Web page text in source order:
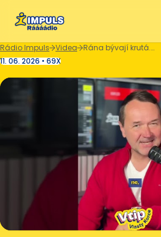
Rádio Impuls Videa
Rána bývají krutá. 😆
11. 06. 2026 • 69X